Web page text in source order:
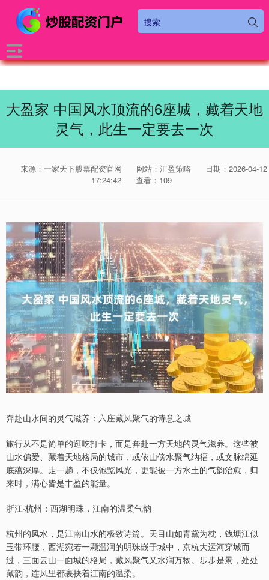
大盈家 中国风水顶流的6座城，藏着天地
灵气，此生一定要去一次
来源：一家天下股票配资官网 网站：汇盈策略
日期：2026-04-12
17:24:42
查看：109
奔赴山水间的灵气滋养：六座藏风聚气的诗意之城
旅行从不是简单的逛吃打卡，而是奔赴一方天地的灵气滋养。这些被
山水偏爱、藏着天地格局的城市，或依山傍水聚气纳福，或文脉绵延
底蕴深厚。走一趟，不仅饱览风光，更能被一方水土的气韵治愈，归
来时，满心皆是丰盈的能量。
浙江·杭州：西湖明珠，江南的温柔气韵
杭州的风水，是江南山水的极致诗篇。天目山如青黛为枕，钱塘江似
玉带环腰，西湖宛若一颗温润的明珠嵌于城中，京杭大运河穿城而
过，三面云山一面城的格局，藏风聚气又水润万物。步步是景，处处
藏韵，连风里都裹挟着江南的温柔。